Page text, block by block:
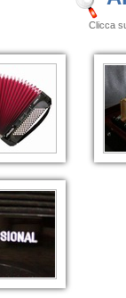
Clicca sulle